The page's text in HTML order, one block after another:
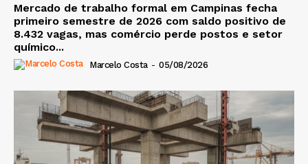
Mercado de trabalho formal em Campinas fecha
primeiro semestre de 2026 com saldo positivo de
8.432 vagas, mas comércio perde postos e setor
químico...
Marcelo Costa - 05/08/2026